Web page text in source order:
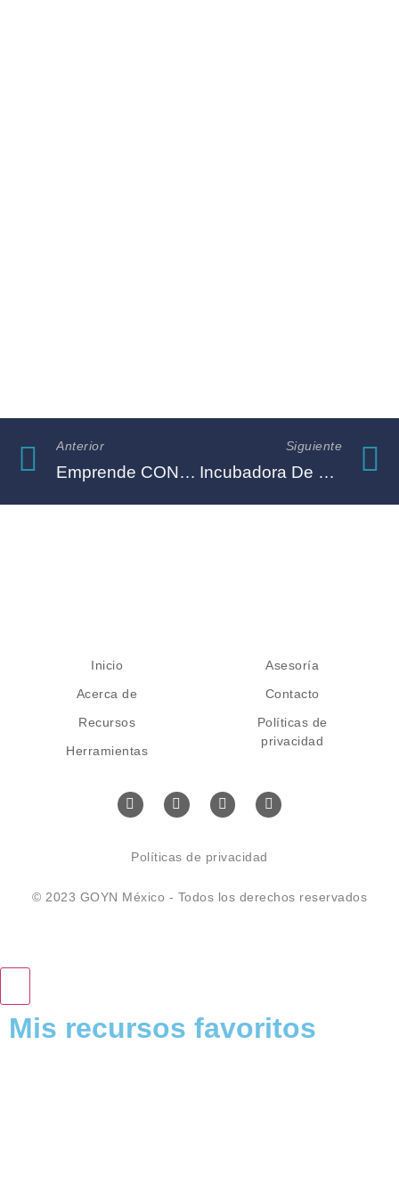
Anterior
Emprende CONALEP
Siguiente
Incubadora De Empresas
Inicio
Acerca de
Recursos
Herramientas
Asesoría
Contacto
Políticas de
privacidad
© 2023 GOYN México - Todos los derechos reservados
Políticas de privacidad
Mis recursos favoritos